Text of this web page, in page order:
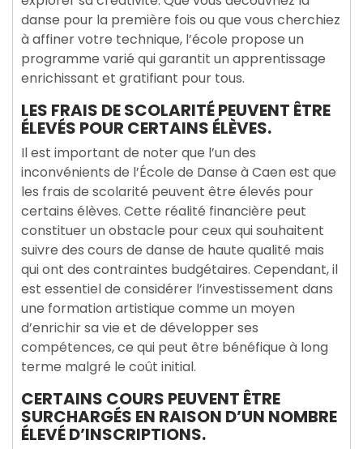
danse pour la première fois ou que vous cherchiez
à affiner votre technique, l’école propose un
programme varié qui garantit un apprentissage
enrichissant et gratifiant pour tous.
LES FRAIS DE SCOLARITÉ PEUVENT ÊTRE
ÉLEVÉS POUR CERTAINS ÉLÈVES.
Il est important de noter que l’un des
inconvénients de l’École de Danse à Caen est que
les frais de scolarité peuvent être élevés pour
certains élèves. Cette réalité financière peut
constituer un obstacle pour ceux qui souhaitent
suivre des cours de danse de haute qualité mais
qui ont des contraintes budgétaires. Cependant, il
est essentiel de considérer l’investissement dans
une formation artistique comme un moyen
d’enrichir sa vie et de développer ses
compétences, ce qui peut être bénéfique à long
terme malgré le coût initial.
CERTAINS COURS PEUVENT ÊTRE
SURCHARGÉS EN RAISON D’UN NOMBRE
ÉLEVÉ D’INSCRIPTIONS.